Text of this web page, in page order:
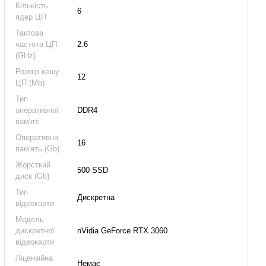
Кількість
ядер ЦП
6
Тактова
частота ЦП
(GHz)
2.6
Розмір кешу
ЦП (Mb)
12
Тип
оперативної
пам'яті
DDR4
Оперативна
пам'ять (Gb)
16
Жорсткий
диск (Gb)
500 SSD
Тип
відеокарти
Дискретна
Модель
дискретної
відеокарти
nVidia GeForce RTX 3060
Ліцензійна
Немає